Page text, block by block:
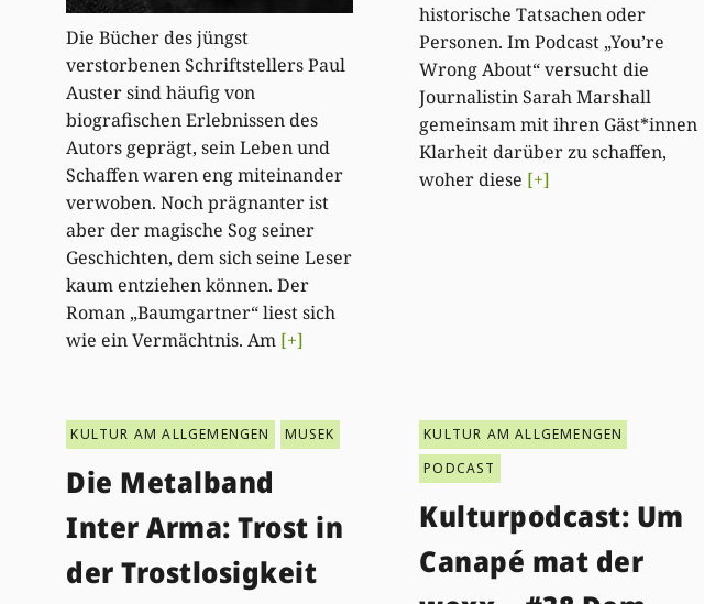
Die Bücher des jüngst
verstorbenen Schriftstellers Paul
Auster sind häufig von
biografischen Erlebnissen des
Autors geprägt, sein Leben und
Schaffen waren eng miteinander
verwoben. Noch prägnanter ist
aber der magische Sog seiner
Geschichten, dem sich seine Leser
kaum entziehen können. Der
Roman „Baumgartner“ liest sich
wie ein Vermächtnis. Am [+]
historische Tatsachen oder
Personen. Im Podcast „You’re
Wrong About“ versucht die
Journalistin Sarah Marshall
gemeinsam mit ihren Gäst*innen
Klarheit darüber zu schaffen,
woher diese [+]
KULTUR AM ALLGEMENGEN MUSEK
Die Metalband
Inter Arma: Trost in
der Trostlosigkeit
KULTUR AM ALLGEMENGEN
PODCAST
Kulturpodcast: Um
Canapé mat der